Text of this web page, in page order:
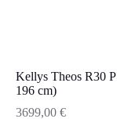
Kellys Theos R30
196 cm)
3699,00 €